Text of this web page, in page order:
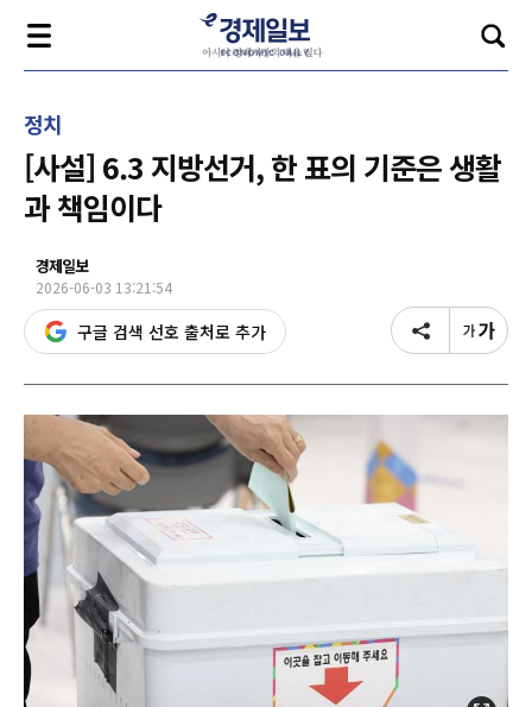
정치
[사설] 6.3 지방선거, 한 표의 기준은 생활
과 책임이다
경제일보
2026-06-03 13:21:54
구글 검색 선호 출처로 추가